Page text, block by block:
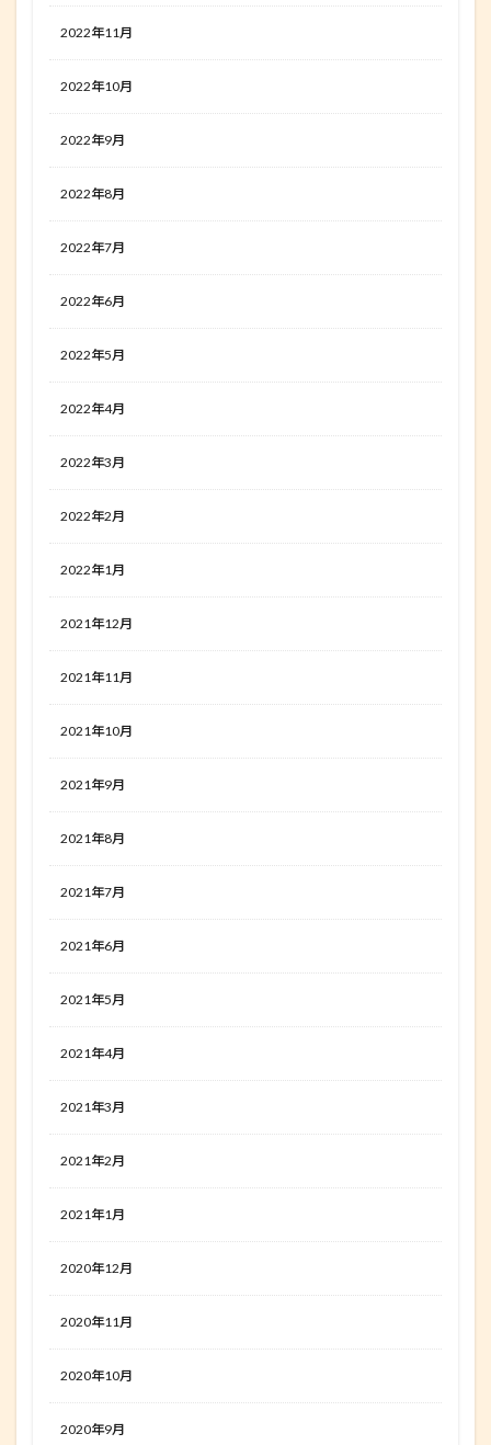
2022年11月
2022年10月
2022年9月
2022年8月
2022年7月
2022年6月
2022年5月
2022年4月
2022年3月
2022年2月
2022年1月
2021年12月
2021年11月
2021年10月
2021年9月
2021年8月
2021年7月
2021年6月
2021年5月
2021年4月
2021年3月
2021年2月
2021年1月
2020年12月
2020年11月
2020年10月
2020年9月